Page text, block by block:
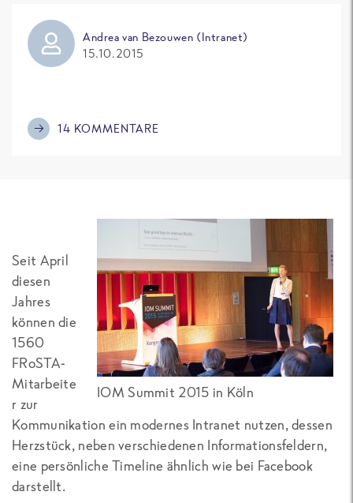
Andrea van Bezouwen (Intranet)
15.10.2015
14 KOMMENTARE
IOM Summit 2015 in Köln
Seit April
diesen
Jahres
können die
1560
FRoSTA-
Mitarbeite
r zur
Kommunikation ein modernes Intranet nutzen, dessen
Herzstück, neben verschiedenen Informationsfeldern,
eine persönliche Timeline ähnlich wie bei Facebook
darstellt.